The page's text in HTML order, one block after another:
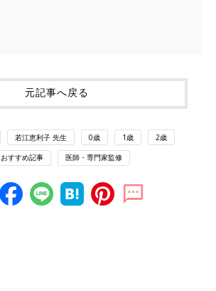
元記事へ戻る
若江恵利子 先生 0歳 1歳 2歳
おすすめ記事 医師・専門家監修